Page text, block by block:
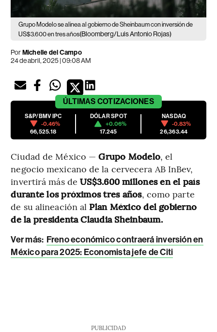
Grupo Modelo se alinea al gobierno de Sheinbaum con inversión de
US$3.600 en tres años(Bloomberg/Luis Antonio Rojas)
PorMichelle del Campo
24 de abril, 2025 | 09:08 AM
ÚLTIMAS COTIZACIONES
S&P/BMV IPC
-0.46%
66,525.18
DÓLAR SPOT
+0.06%
17.245
NASDAQ
-0.83%
26,363.44
Ciudad de México —Grupo Modelo, el
negocio mexicano de la cervecera AB InBev,
invertirá más deUS$3.600 millones en el país
durante los próximos tres años, como parte
de su alineación al Plan México del gobierno
de la presidenta Claudia Sheinbaum.
Ver más: Freno económico contraerá inversión en
México para 2025: Economista jefe de Citi
PUBLICIDAD